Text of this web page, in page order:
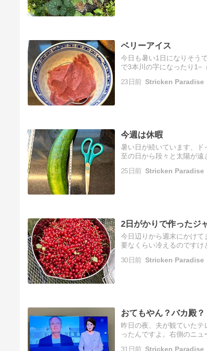
ベリーアイス
今日も暑い1日になりそう
で3本川の字になったり1−
23日前 Stricken Paradise
今週は休暇
暑い日が続いています、
至の日から段々と太陽が遠
25日前 Stricken Paradise
2日がかりで作ったジ
今日辺りから週末にかけ
要なくらい冷えるのですけ
は…
30日前 Stricken Paradise
おてもやん？バカ殿？
昨日の夜、夫が観ていた
ったんですよ。右側のニュ
31日前 Stricken Paradise